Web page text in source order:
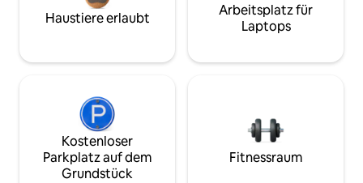
Haustiere erlaubt
Arbeitsplatz für
Laptops
Kostenloser
Parkplatz auf dem
Grundstück
Fitnessraum